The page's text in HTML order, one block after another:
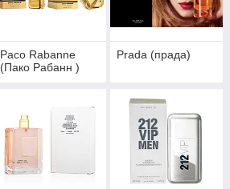
Paco Rabanne
(Пако Рабанн )
Prada (прада)